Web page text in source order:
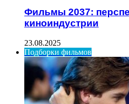
Фильмы 2037:
киноиндустрии
23.08.2025
Подборки фильмов